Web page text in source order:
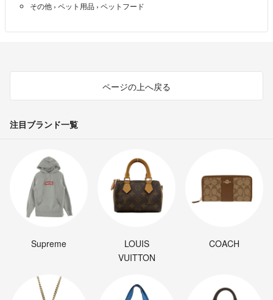
その他 › ペット用品 › ペットフード
ページの上へ戻る
注目ブランド一覧
Supreme
LOUIS
VUITTON
COACH